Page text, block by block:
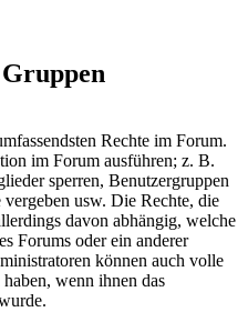
Rechte im Forum.
im Forum ausführen; z. B.
sperren, Benutzergruppen
usw. Die Rechte, die
davon abhängig, welche
Forums oder ein anderer
können auch volle
wenn ihnen das